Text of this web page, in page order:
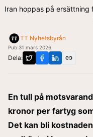
Iran hoppas på ersättning
TT Nyhetsbyrån
Pub:31 mars 2026
Dela:
En tull på
kronor per fartyg
Det kan bli